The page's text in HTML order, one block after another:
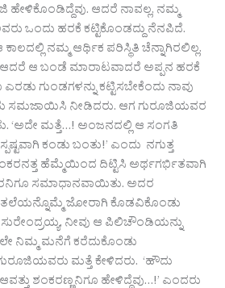
ಹೇಳಿಕೊಂಡಿದ್ದೆವು. ಆದರೆ ನಾವಲ್ಲ, ನಮ್ಮ
ಒಂದು ಹರಕೆ ಕಟ್ಟಿಕೊಂಡದ್ದು ನೆನಪಿದೆ.
ನಮ್ಮ ಆರ್ಥಿಕ ಪರಿಸ್ಥಿತಿ ಚೆನ್ನಾಗಿರಲಿಲ್ಲ.
ಆ ಬಂಡೆ ಮಾರಾಟವಾದರೆ ಅಪ್ಪನ ಹರಕೆ
ಗುಂಡಗಳನ್ನು ಕಟ್ಟಿಸಬೇಕೆಂದು ನಾವು
ಸಮಜಾಯಿಸಿ ನೀಡಿದರು. ಆಗ ಗುರೂಜಿಯವರ
‘ಅದೇ ಮತ್ತೆ…! ಅಂಜನದಲ್ಲಿ ಆ ಸಂಗತಿ
ಕಂಡು ಬಂತು!’ ಎಂದು ನಗುತ್ತ
ಹೆಮ್ಮೆಯಿಂದ ದಿಟ್ಟಿಸಿ ಅರ್ಥಗರ್ಭಿತವಾಗಿ
ಸಮಾಧಾನವಾಯಿತು. ಅದರ
ಜೋರಾಗಿ ಕೊಡವಿಕೊಂಡು
ಸುರೇಂದ್ರಯ್ಯ, ನೀವು ಆ ಪಿಲಿಚೌಂಡಿಯನ್ನು
ನಿಮ್ಮ ಮನೆಗೆ ಕರೆದುಕೊಂಡು
ಮತ್ತೆ ಕೇಳಿದರು. ‘ಹೌದು
ಶಂಕರಣ್ಣನಿಗೂ ಹೇಳಿದ್ದೆವು…!’ ಎಂದರು